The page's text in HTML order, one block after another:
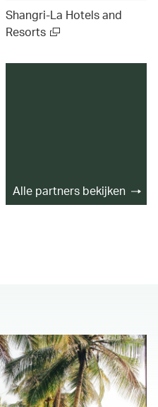
Shangri-La Hotels and
Resorts
Alle partners bekijken